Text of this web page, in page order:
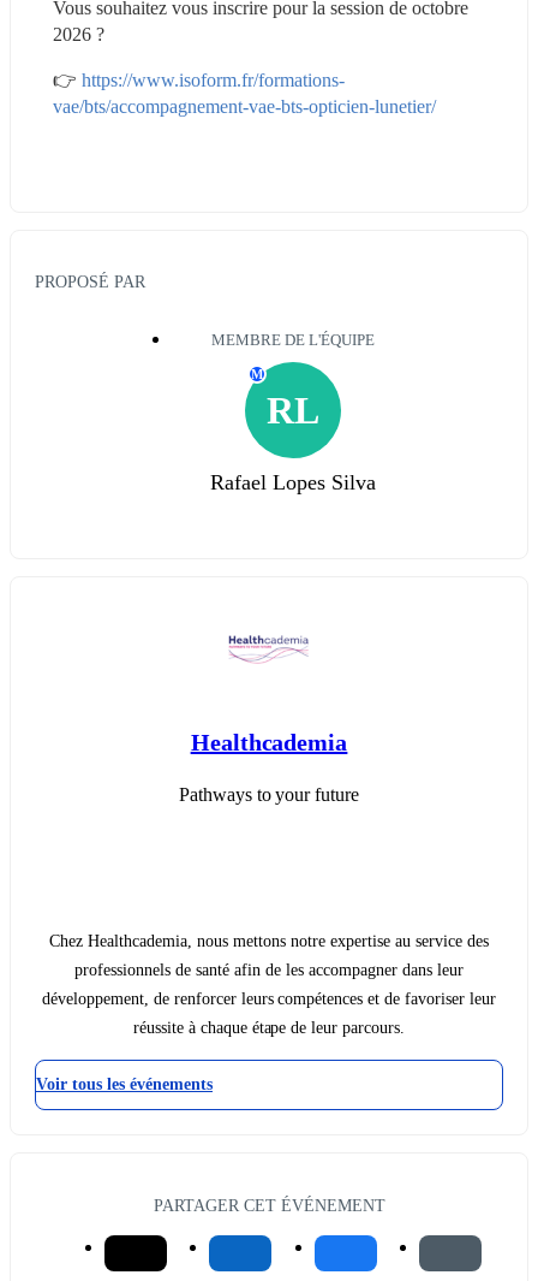
Vous souhaitez vous inscrire pour la session de octobre
2026 ?
👉 https://www.isoform.fr/formations-
vae/bts/accompagnement-vae-bts-opticien-lunetier/
PROPOSÉ PAR
MEMBRE DE L'ÉQUIPE
RL
M
Rafael Lopes Silva
Healthcademia
Pathways to your future
Chez Healthcademia, nous mettons notre expertise au service des
professionnels de santé afin de les accompagner dans leur
développement, de renforcer leurs compétences et de favoriser leur
réussite à chaque étape de leur parcours.
Voir tous les événements
PARTAGER CET ÉVÉNEMENT